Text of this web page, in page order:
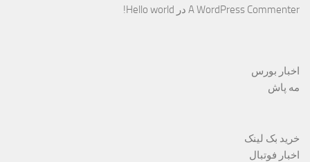
A WordPress Commenter در Hello world!
اخبار بورس
مه پاش
خرید بک لینک
اخبار فوتبال